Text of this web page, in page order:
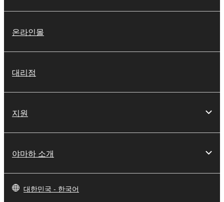
온라인몰
대리점
지원
야마하 소개
대한민국 - 한국어